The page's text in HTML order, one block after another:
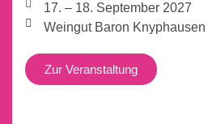
17. – 18. September 2027
Weingut Baron Knyphausen
Zur Veranstaltung